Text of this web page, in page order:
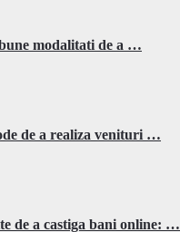
modalitati de a …
de a realiza venituri …
de a castiga bani online: …